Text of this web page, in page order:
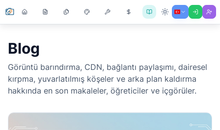
Blog
Görüntü barındırma, CDN, bağlantı paylaşımı, dairesel
kırpma, yuvarlatılmış köşeler ve arka plan kaldırma
hakkında en son makaleler, öğreticiler ve içgörüler.